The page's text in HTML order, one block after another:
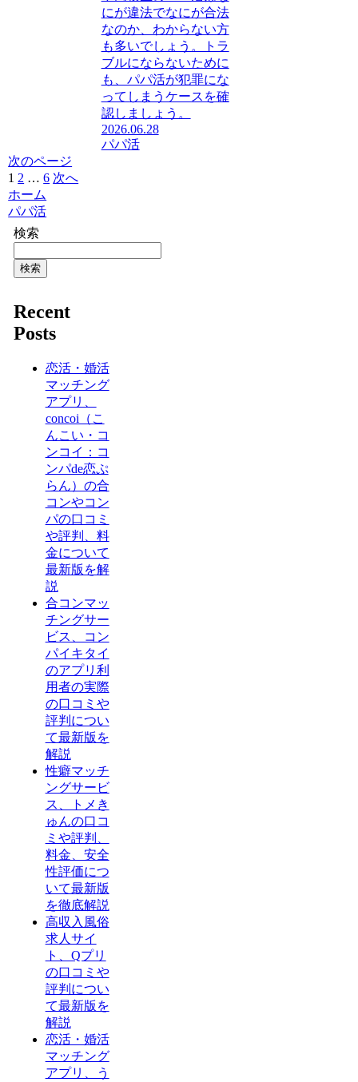
にが違法でなにが合法
なのか、わからない方
も多いでしょう。トラ
ブルにならないために
も、パパ活が犯罪にな
ってしまうケースを確
認しましょう。
2026.06.28
パパ活
次のページ
1 2 … 6 次へ
ホーム
パパ活
検索
検索
Recent
Posts
恋活・婚活
マッチング
アプリ、
concoi（こ
んこい・コ
ンコイ：コ
ンパde恋ぷ
らん）の合
コンやコン
パの口コミ
や評判、料
金について
最新版を解
説
合コンマッ
チングサー
ビス、コン
パイキタイ
のアプリ利
用者の実際
の口コミや
評判につい
て最新版を
解説
性癖マッチ
ングサービ
ス、トメき
ゅんの口コ
ミや評判、
料金、安全
性評価につ
いて最新版
を徹底解説
高収入風俗
求人サイ
ト、Qプリ
の口コミや
評判につい
て最新版を
解説
恋活・婚活
マッチング
アプリ、う